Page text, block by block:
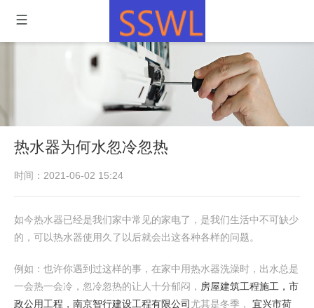
热水器为何水忽冷忽热
时间：2021-06-02 15:24
如今热水器已经是我们家中常见的家电了，是我们生活中不可缺少
的，可以热水器使用久了以后就会出这各种各样的问题。
例如：也许你遇到过这样的事，在家中用热水器洗澡时，出水总是
一会热一会冷，忽冷忽热的让人十分郁闷， 房屋建筑工程施工，市
政公用工程，南京智行建设工程有限公司 尤其是冬季， 宜兴市荷